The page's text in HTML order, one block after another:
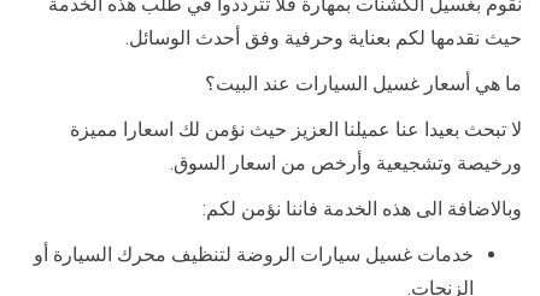
حيث نقدمها لكم بعناية وحرفية وفق أحدث الوسائل.
ما هي أسعار غسيل السيارات عند البيت؟
لا تبحث بعيدا عنا عميلنا العزيز حيث نؤمن لك اسعارا مميزة
ورخيصة وتشجيعية وأرخص من اسعار السوق.
وبالاضافة الى هذه الخدمة فاننا نؤمن لكم:
خدمات غسيل سيارات الروضة لتنظيف محرك السيارة أو
الزنجات.